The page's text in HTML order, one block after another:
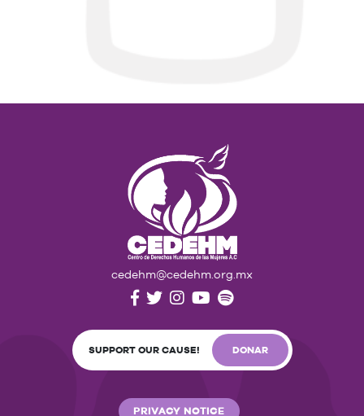
cedehm@cedehm.org.mx
SUPPORT OUR CAUSE! DONAR
PRIVACY NOTICE